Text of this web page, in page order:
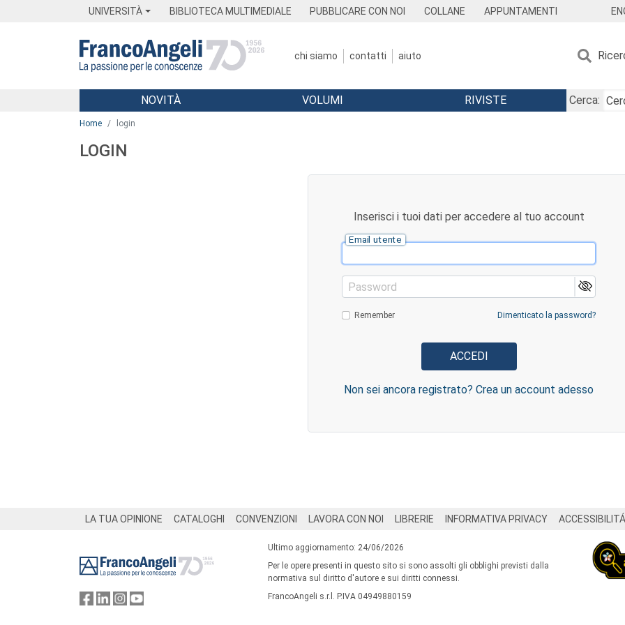
UNIVERSITÀ BIBLIOTECA MULTIMEDIALE PUBBLICARE CON NOI COLLANE APPUNTAMENTI
chi siamo contatti aiuto
Menu
NOVITÀ VOLUMI RIVISTE
Cerca:
Home login
LOGIN
Inserisci i tuoi dati per accedere al tuo account
Email utente
Password
Remember Dimenticato la password?
Non sei ancora registrato? Crea un account adesso
LA TUA OPINIONE CATALOGHI CONVENZIONI LAVORA CON NOI LIBRERIE INFORMATIVA PRIVACY ACCESSIBILITÁ
Ultimo aggiornamento: 24/06/2026
Per le opere presenti in questo sito si sono assolti gli obblighi previsti dalla
normativa sul diritto d'autore e sui diritti connessi.
FrancoAngeli s.r.l. P.IVA 04949880159